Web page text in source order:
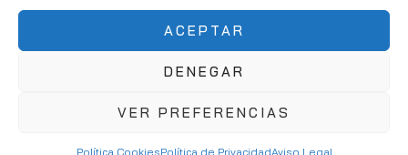
ACEPTAR
DENEGAR
VER PREFERENCIAS
Política CookiesPolítica de PrivacidadAviso Legal
info@consumibleshop.es